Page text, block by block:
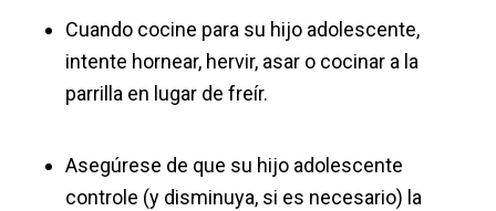
Cuando cocine para su hijo adolescente,
intente hornear, hervir, asar o cocinar a la
parrilla en lugar de freír.
Asegúrese de que su hijo adolescente
controle (y disminuya, si es necesario) la